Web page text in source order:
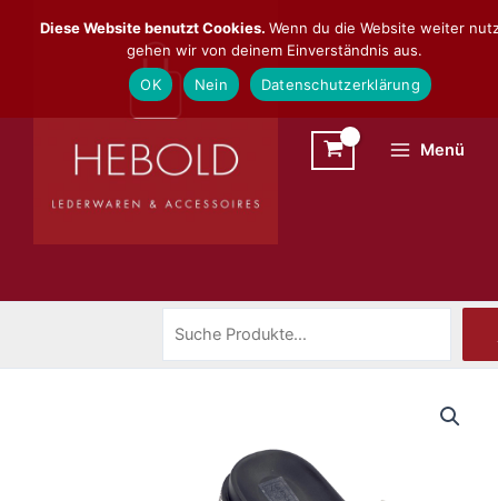
Inhalt
Menü
Diese Website benutzt Cookies. Wenn du die Website weiter
gehen wir von deinem Einverständnis aus.
OK
Nein Datenschutzerklärung